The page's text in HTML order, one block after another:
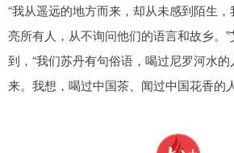
“我从遥远的地方而来，却从未感到陌生
亮所有人，从不询问他们的语言和故乡。”
到，“我们苏丹有句俗语，喝过尼罗河水
来。我想，喝过中国茶、闻过中国花香的